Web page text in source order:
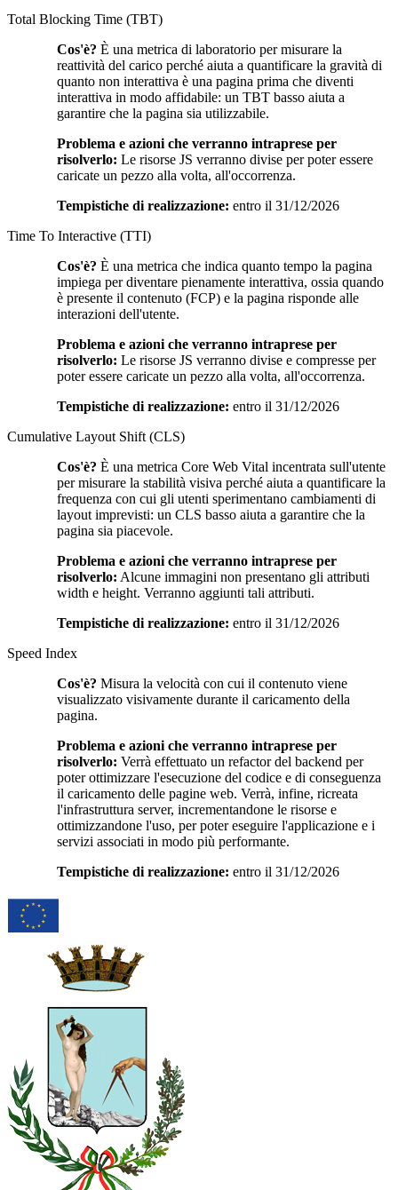
Total Blocking Time (TBT)
Cos'è? È una metrica di laboratorio per misurare la
reattività del carico perché aiuta a quantificare la gravità di
quanto non interattiva è una pagina prima che diventi
interattiva in modo affidabile: un TBT basso aiuta a
garantire che la pagina sia utilizzabile.
Problema e azioni che verranno intraprese per
risolverlo: Le risorse JS verranno divise per poter essere
caricate un pezzo alla volta, all'occorrenza.
Tempistiche di realizzazione: entro il 31/12/2026
Time To Interactive (TTI)
Cos'è? È una metrica che indica quanto tempo la pagina
impiega per diventare pienamente interattiva, ossia quando
è presente il contenuto (FCP) e la pagina risponde alle
interazioni dell'utente.
Problema e azioni che verranno intraprese per
risolverlo: Le risorse JS verranno divise e compresse per
poter essere caricate un pezzo alla volta, all'occorrenza.
Tempistiche di realizzazione: entro il 31/12/2026
Cumulative Layout Shift (CLS)
Cos'è? È una metrica Core Web Vital incentrata sull'utente
per misurare la stabilità visiva perché aiuta a quantificare la
frequenza con cui gli utenti sperimentano cambiamenti di
layout imprevisti: un CLS basso aiuta a garantire che la
pagina sia piacevole.
Problema e azioni che verranno intraprese per
risolverlo: Alcune immagini non presentano gli attributi
width e height. Verranno aggiunti tali attributi.
Tempistiche di realizzazione: entro il 31/12/2026
Speed Index
Cos'è? Misura la velocità con cui il contenuto viene
visualizzato visivamente durante il caricamento della
pagina.
Problema e azioni che verranno intraprese per
risolverlo: Verrà effettuato un refactor del backend per
poter ottimizzare l'esecuzione del codice e di conseguenza
il caricamento delle pagine web. Verrà, infine, ricreata
l'infrastruttura server, incrementandone le risorse e
ottimizzandone l'uso, per poter eseguire l'applicazione e i
servizi associati in modo più performante.
Tempistiche di realizzazione: entro il 31/12/2026